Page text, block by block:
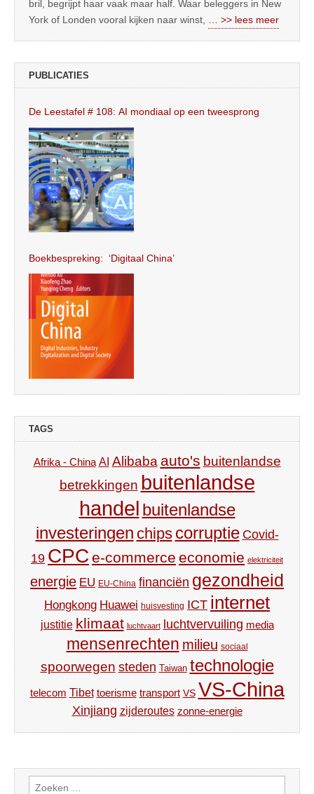
bril, begrijpt haar vaak maar half. Waar beleggers in New
York of Londen vooral kijken naar winst,
… >> lees meer
PUBLICATIES
De Leestafel # 108: AI mondiaal op een tweesprong
Boekbespreking: ‘Digitaal China’
TAGS
Afrika - China AI Alibaba auto's buitenlandse
betrekkingen buitenlandse
handel buitenlandse
investeringen chips corruptie Covid-
19 CPC e-commerce economie elektriciteit
energie EU EU-China financiën gezondheid
Hongkong Huawei huisvesting ICT internet
justitie klimaat luchtvaart luchtvervuiling media
mensenrechten milieu sociaal
spoorwegen steden Taiwan technologie
telecom Tibet toerisme transport VS VS-China
Xinjiang zijderoutes zonne-energie
Zoeken